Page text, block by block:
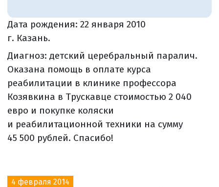
Дата рождения: 22 января 2010
г. Казань.
Диагноз: детский церебральный паралич.
Оказана помощь в оплате курса
реабилитации в клинике профессора
Козявкина в Трускавце стоимостью 2 040
евро и покупке коляски
и реабилитационной техники на сумму
45 500 рублей. Спасибо!
4 февраля 2014